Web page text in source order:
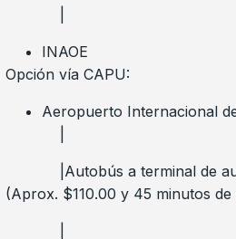
INAOE
Opción vía CAPU:
Aeropuerto Internacional
|Autobús a terminal de
(Aprox. $110.00 y 45 minutos de